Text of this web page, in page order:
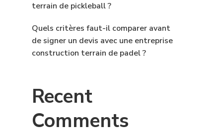
terrain de pickleball ?
Quels critères faut-il comparer avant
de signer un devis avec une entreprise
construction terrain de padel ?
Recent
Comments